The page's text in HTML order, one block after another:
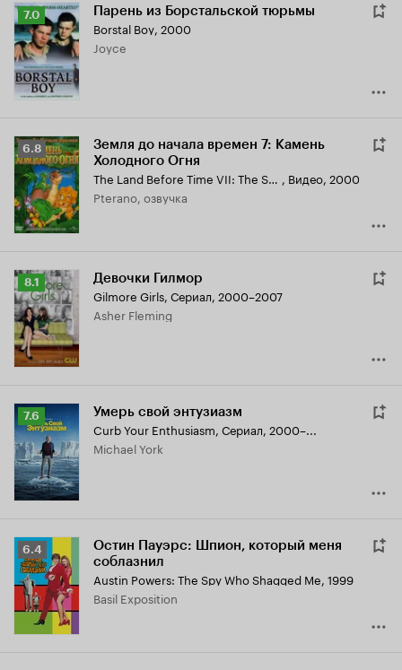
Рейтинг
Кинопоиска
7.0
7.0 Парень из Борстальской тюрьмы
Borstal Boy, 2000
Joyce
Рейтинг
Кинопоиска
6.8
6.8
Земля до начала времен 7: Камень
Холодного Огня
The Land Before Time VII: The Stone of Cold Fire , Видео, 2000
Pterano, озвучка
Рейтинг
Кинопоиска
8.1
8.1 Девочки Гилмор
Gilmore Girls, Сериал, 2000–2007
Asher Fleming
Рейтинг
Кинопоиска
7.6
7.6 Умерь свой энтузиазм
Curb Your Enthusiasm, Сериал, 2000–...
Michael York
Рейтинг
Кинопоиска
6.4
6.4
Остин Пауэрс: Шпион, который меня
соблазнил
Austin Powers: The Spy Who Shagged Me, 1999
Basil Exposition